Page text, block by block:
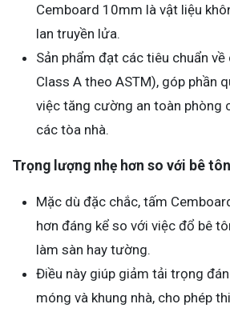
Cemboard 10mm là vật liệu
lan truyền lửa.
Sản phẩm đạt các tiêu chuẩn
Class A theo ASTM), góp phần
việc tăng cường an toàn phòng
các tòa nhà.
Trọng lượng nhẹ hơn so với bê
Mặc dù đặc chắc, tấm
hơn đáng kể so với việc đổ bê
làm sàn hay tường.
Điều này giúp giảm tải trọng
móng và khung nhà, cho phép